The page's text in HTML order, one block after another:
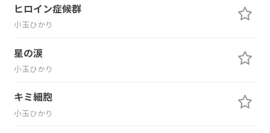
ヒロイン症候群
小玉ひかり
星の涙
小玉ひかり
キミ細胞
小玉ひかり